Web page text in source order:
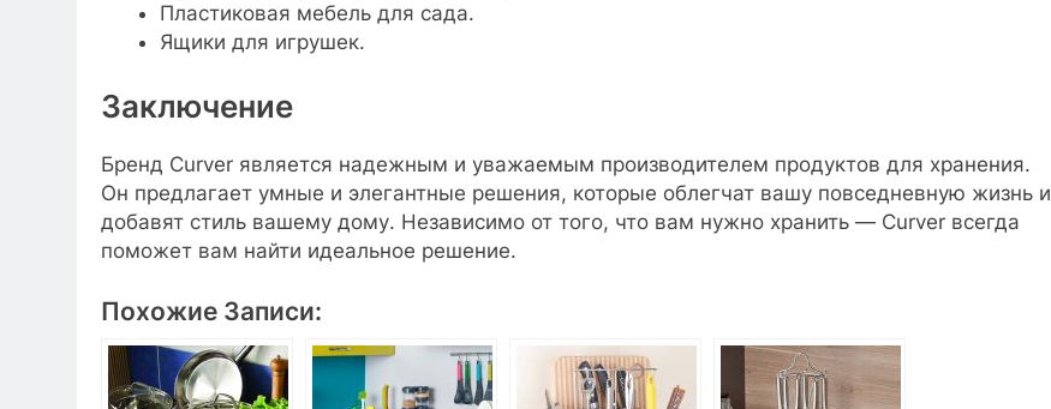
Пластиковая мебель для сада.
Ящики для игрушек.
Заключение
Бренд Curver является надежным и уважаемым производителем продуктов для хранения.
Он предлагает умные и элегантные решения, которые облегчат вашу повседневную жизнь и
добавят стиль вашему дому. Независимо от того, что вам нужно хранить — Curver всегда
поможет вам найти идеальное решение.
Похожие Записи: